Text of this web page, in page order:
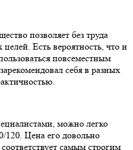
позволяет без труда
Есть вероятность, что и
повсеместным
себя в разных
можно легко
120. Цена его довольно
соответствует самым строгим